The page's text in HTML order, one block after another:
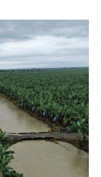
en
pone
la
del
de